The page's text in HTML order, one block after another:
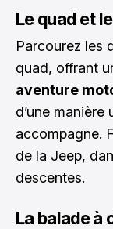
Le quad et
Parcourez les
quad, offrant
aventure
d’une
accompagne.
de la Jeep,
descentes.
La balade à